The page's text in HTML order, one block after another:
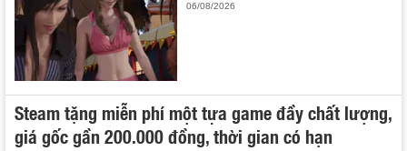
06/08/2026
Steam tặng miễn phí một tựa game đầy chất lượng,
giá gốc gần 200.000 đồng, thời gian có hạn